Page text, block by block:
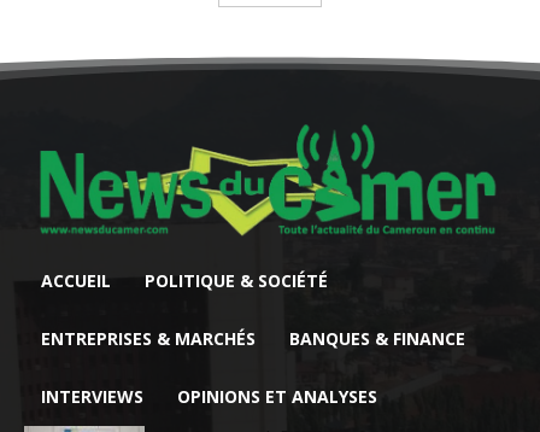
ACCUEIL POLITIQUE & SOCIÉTÉ
ENTREPRISES & MARCHÉS BANQUES & FINANCE
INTERVIEWS OPINIONS ET ANALYSES